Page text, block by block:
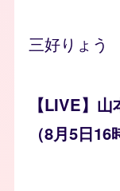
三好りょう
【LIVE】
（8月5日16